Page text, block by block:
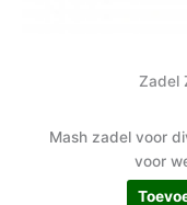
Zadel
Mash zadel voor
voor